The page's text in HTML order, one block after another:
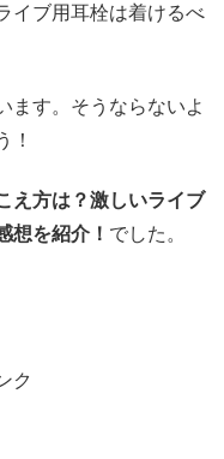
イブ用耳栓は着けるべ
ます。そうならないよ
！
え方は？激しいライブ
想を紹介！ でした。
ク